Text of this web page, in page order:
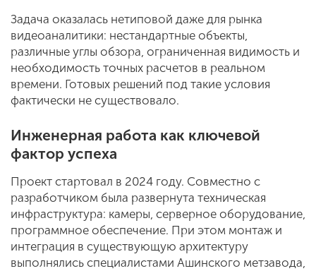
Задача оказалась нетиповой даже для рынка
видеоаналитики: нестандартные объекты,
различные углы обзора, ограниченная видимость и
необходимость точных расчетов в реальном
времени. Готовых решений под такие условия
фактически не существовало.
Инженерная работа как ключевой
фактор успеха
Проект стартовал в 2024 году. Совместно с
разработчиком была развернута техническая
инфраструктура: камеры, серверное оборудование,
программное обеспечение. При этом монтаж и
интеграция в существующую архитектуру
выполнялись специалистами Ашинского метзавода,